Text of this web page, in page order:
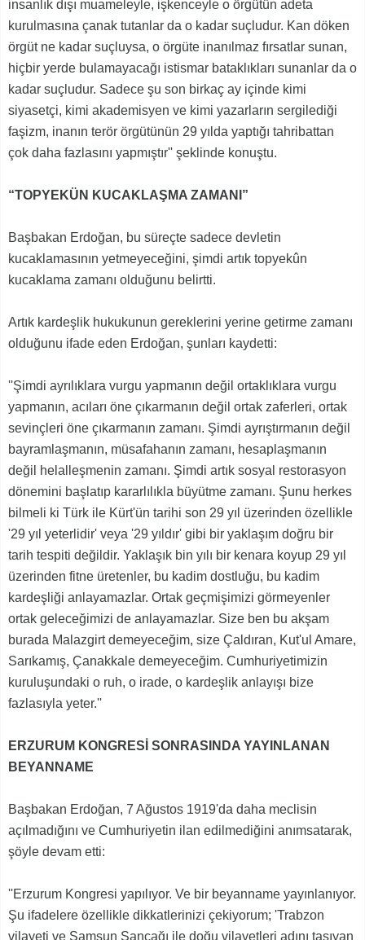
insanlık dışı muameleyle, işkenceyle o örgütün adeta
kurulmasına çanak tutanlar da o kadar suçludur. Kan döken
örgüt ne kadar suçluysa, o örgüte inanılmaz fırsatlar sunan,
hiçbir yerde bulamayacağı istismar bataklıkları sunanlar da o
kadar suçludur. Sadece şu son birkaç ay içinde kimi
siyasetçi, kimi akademisyen ve kimi yazarların sergilediği
faşizm, inanın terör örgütünün 29 yılda yaptığı tahribattan
çok daha fazlasını yapmıştır'' şeklinde konuştu.
“TOPYEKÜN KUCAKLAŞMA ZAMANI”
Başbakan Erdoğan, bu süreçte sadece devletin
kucaklamasının yetmeyeceğini, şimdi artık topyekûn
kucaklama zamanı olduğunu belirtti.
Artık kardeşlik hukukunun gereklerini yerine getirme zamanı
olduğunu ifade eden Erdoğan, şunları kaydetti:
''Şimdi ayrılıklara vurgu yapmanın değil ortaklıklara vurgu
yapmanın, acıları öne çıkarmanın değil ortak zaferleri, ortak
sevinçleri öne çıkarmanın zamanı. Şimdi ayrıştırmanın değil
bayramlaşmanın, müsafahanın zamanı, hesaplaşmanın
değil helalleşmenin zamanı. Şimdi artık sosyal restorasyon
dönemini başlatıp kararlılıkla büyütme zamanı. Şunu herkes
bilmeli ki Türk ile Kürt'ün tarihi son 29 yıl üzerinden özellikle
'29 yıl yeterlidir' veya '29 yıldır' gibi bir yaklaşım doğru bir
tarih tespiti değildir. Yaklaşık bin yılı bir kenara koyup 29 yıl
üzerinden fitne üretenler, bu kadim dostluğu, bu kadim
kardeşliği anlayamazlar. Ortak geçmişimizi görmeyenler
ortak geleceğimizi de anlayamazlar. Size ben bu akşam
burada Malazgirt demeyeceğim, size Çaldıran, Kut'ul Amare,
Sarıkamış, Çanakkale demeyeceğim. Cumhuriyetimizin
kuruluşundaki o ruh, o irade, o kardeşlik anlayışı bize
fazlasıyla yeter.''
ERZURUM KONGRESİ SONRASINDA YAYINLANAN
BEYANNAME
Başbakan Erdoğan, 7 Ağustos 1919'da daha meclisin
açılmadığını ve Cumhuriyetin ilan edilmediğini anımsatarak,
şöyle devam etti:
''Erzurum Kongresi yapılıyor. Ve bir beyanname yayınlanıyor.
Şu ifadelere özellikle dikkatlerinizi çekiyorum; 'Trabzon
vilayeti ve Samsun Sancağı ile doğu vilayetleri adını taşıyan